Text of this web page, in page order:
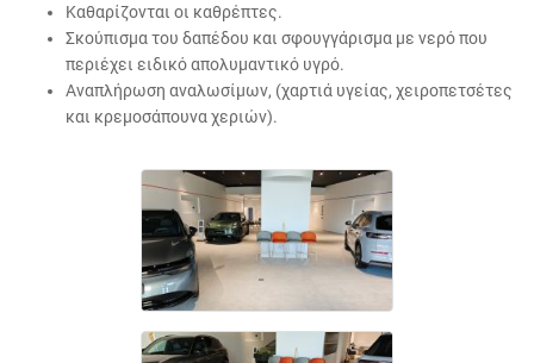
Καθαρίζονται οι καθρέπτες.
Σκούπισμα του δαπέδου και σφουγγάρισμα με νερό που
περιέχει ειδικό απολυμαντικό υγρό.
Αναπλήρωση αναλωσίμων, (χαρτιά υγείας, χειροπετσέτες
και κρεμοσάπουνα χεριών).